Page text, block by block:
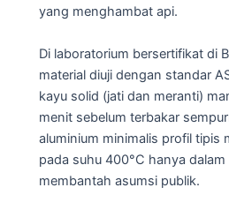
yang menghambat api.
Di laboratorium bersertifikat di
material diuji dengan standar
kayu solid (jati dan meranti)
menit sebelum terbakar
aluminium minimalis profil tipis
pada suhu 400°C hanya
membantah asumsi publik.